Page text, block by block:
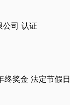
公司 认证
终奖金 法定节假日